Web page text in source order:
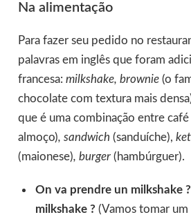
Na alimentação
Para fazer seu pedido no
palavras em inglês que foram
francesa: milkshake, brownie (o
chocolate com textura mais
que é uma combinação entre café
almoço), sandwich (sanduíche),
(maionese), burger(hambúrguer).
On va prendre un milkshake
milkshake ? (Vamos tomar um